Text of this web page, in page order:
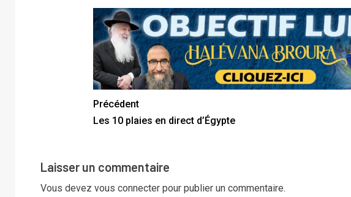
Précédent
Les 10 plaies en direct d’Égypte
Laisser un commentaire
Vous devez vous connecter pour publier un commentaire.